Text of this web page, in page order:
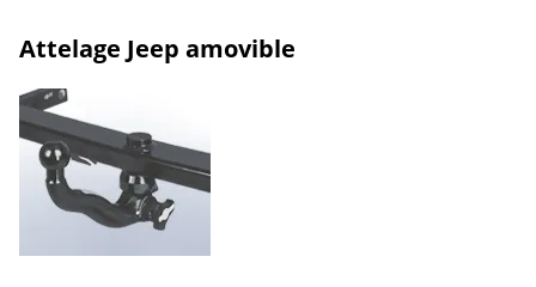
Attelage Jeep amovible